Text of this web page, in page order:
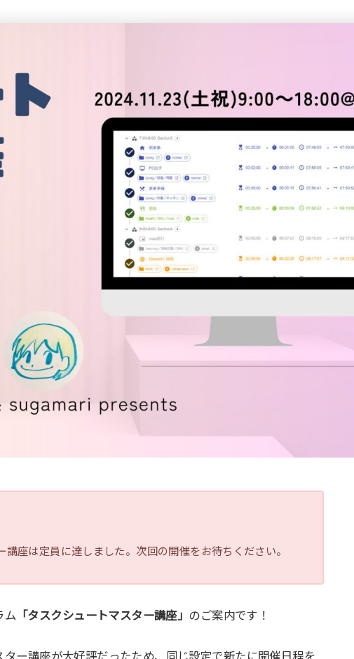
座は定員に達しました。次回の開催をお待ちください。
ム 「タスクシュートマスター講座」 のご案内です！
ー講座が大好評だったため、同じ設定で新たに開催日程を